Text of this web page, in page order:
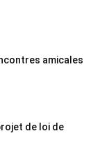
amicales
de loi de